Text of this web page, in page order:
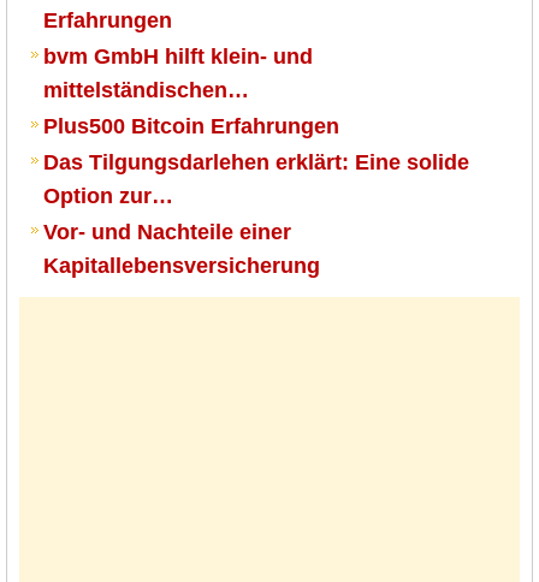
Erfahrungen
bvm GmbH hilft klein- und
mittelständischen…
Plus500 Bitcoin Erfahrungen
Das Tilgungsdarlehen erklärt: Eine solide
Option zur…
Vor- und Nachteile einer
Kapitallebensversicherung